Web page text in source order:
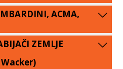
ACMA,
ZEMLJE